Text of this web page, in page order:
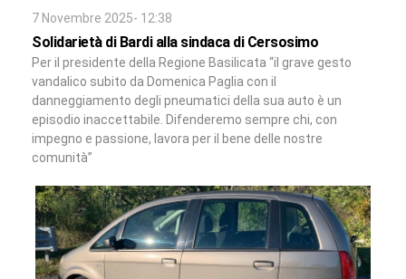
7 Novembre 2025- 12:38
Solidarietà di Bardi alla sindaca di Cersosimo
Per il presidente della Regione Basilicata “il grave gesto
vandalico subito da Domenica Paglia con il
danneggiamento degli pneumatici della sua auto è un
episodio inaccettabile. Difenderemo sempre chi, con
impegno e passione, lavora per il bene delle nostre
comunità”